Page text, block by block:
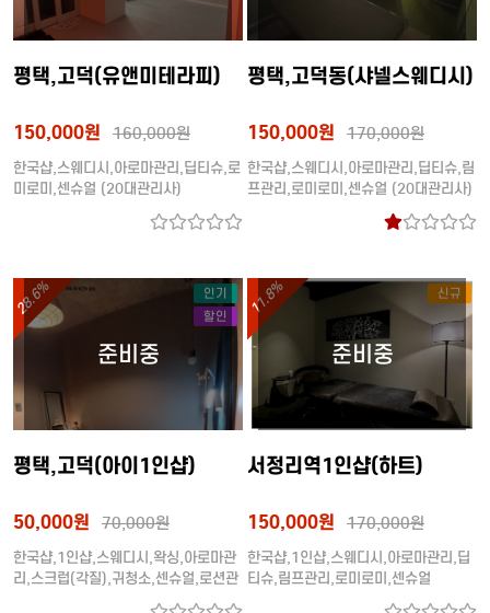
평택,고덕(유앤미테라피)
150,000원 160,000원
한국샵,스웨디시,아로마관리,딥티슈,로
미로미,센슈얼 (20대관리사)
평택,고덕동(샤넬스웨디시)
150,000원 170,000원
한국샵,스웨디시,아로마관리,딥티슈,림
프관리,로미로미,센슈얼 (20대관리사)
인기
할인
28.6%
평택,고덕(아이1인샵)
50,000원 70,000원
한국샵,1인샵,스웨디시,왁싱,아로마관
리,스크럽(각질),귀청소,센슈얼,로션관
신규
11.8%
서정리역1인샵(하트)
150,000원 170,000원
한국샵,1인샵,스웨디시,아로마관리,딥
티슈,림프관리,로미로미,센슈얼